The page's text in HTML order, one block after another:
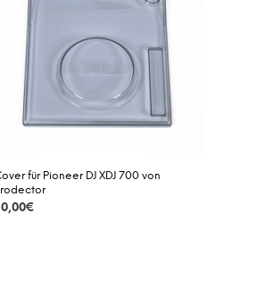
für Pioneer DJ XDJ 700 von
€